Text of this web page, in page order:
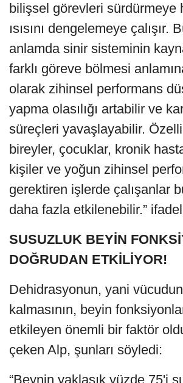
bilişsel görevleri sürdürmeye
ısısını dengelemeye çalışır.
anlamda sinir sisteminin
farklı göreve bölmesi
olarak zihinsel performans
yapma olasılığı artabilir ve
süreçleri yavaşlayabilir.
bireyler, çocuklar, kronik
kişiler ve yoğun zihinsel
gerektiren işlerde çalışanlar
daha fazla etkilenebilir.”
SUSUZLUK BEYİN
DOĞRUDAN ETKİLİYOR!
Dehidrasyonun, yani
kalmasının, beyin
etkileyen önemli bir faktör
çeken Alp, şunları söyledi:
“Beynin yaklaşık yüzde 75'i